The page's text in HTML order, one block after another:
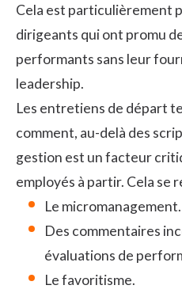
Cela est particulièrement
dirigeants qui ont promu
performants sans leur
leadership.
Les entretiens de départ
comment, au-delà des
gestion est un facteur
employés à partir. Cela se
Le micromanagement.
Des commentaires
évaluations de
Le favoritisme.